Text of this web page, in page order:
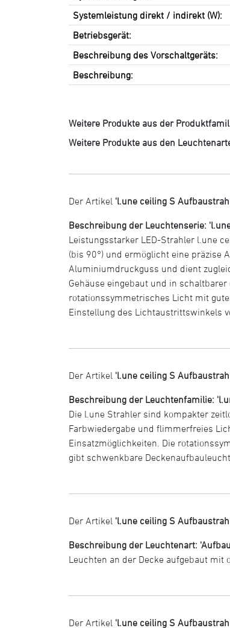
Systemleistung direkt / indirekt (W):
Betriebsgerät:
Beschreibung des Vorschaltgeräts:
Beschreibung:
Weitere Produkte aus der
Weitere Produkte aus den
Der Artikel 'l.une ceiling S
Beschreibung der Leuchtenserie:
Leistungsstarker LED-Strahler l.une
(bis 90°) und ermöglicht eine präzise
Aluminiumdruckguss und dient
Gehäuse eingebaut und in
rotationssymmetrisches Licht mit
Einstellung des Lichtaustrittswinkels
Der Artikel 'l.une ceiling S
Beschreibung der Leuchtenfamilie:
Die l.une Strahler sind kompakter
Farbwiedergabe und flimmerfreies
Einsatzmöglichkeiten. Die
gibt schwenkbare
Der Artikel 'l.une ceiling S
Beschreibung der Leuchtenart:
Leuchten an der Decke aufgebaut mit
Der Artikel 'l.une ceiling S